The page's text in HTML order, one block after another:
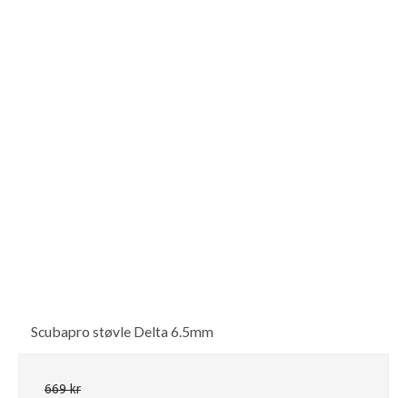
Scubapro støvle Delta 6.5mm
669 kr